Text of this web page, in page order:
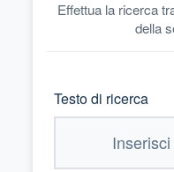
Effettua la ricerca
della
Testo di ricerca